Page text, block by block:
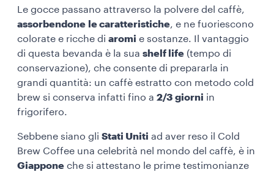
Le gocce passano attraverso la polvere del caffè,
assorbendone le caratteristiche, e ne fuoriescono
colorate e ricche di aromi e sostanze. Il vantaggio
di questa bevanda è la sua shelf life (tempo di
conservazione), che consente di prepararla in
grandi quantità: un caffè estratto con metodo cold
brew si conserva infatti fino a 2/3 giorni in
frigorifero.
Sebbene siano gli Stati Uniti ad aver reso il Cold
Brew Coffee una celebrità nel mondo del caffè, è in
Giappone che si attestano le prime testimonianze